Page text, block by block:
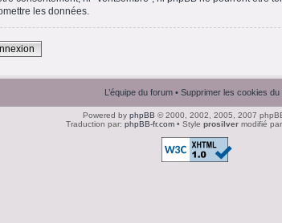
les données.
L’équipe du forum • Supprimer les cookies du
Powered by phpBB © 2000, 2002, 2005, 2007
Traduction par: phpBB-fr.com• Style prosilvermodifié par